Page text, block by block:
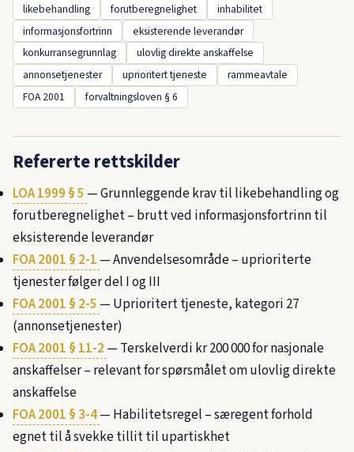
likebehandling forutberegnelighet
inhabilitet
informasjonsfortrinn
eksisterende leverandør
konkurransegrunnlag
ulovlig direkte anskaffelse
annonsetjenester
uprioritert tjeneste
rammeavtale
FOA 2001
forvaltningsloven § 6
Refererte rettskilder
LOA 1999 § 5 — Grunnleggende krav til likebehandling og
forutberegnelighet – brutt ved informasjonsfortrinn til
eksisterende leverandør
FOA 2001 § 2-1 — Anvendelsesområde – uprioriterte
tjenester følger del I og III
FOA 2001 § 2-5 — Uprioritert tjeneste, kategori 27
(annonsetjenester)
FOA 2001 § 11-2 — Terskelverdi kr 200 000 for nasjonale
anskaffelser – relevant for spørsmålet om ulovlig direkte
anskaffelse
FOA 2001 § 3-4— Habilitetsregel – særegent forhold
egnet til å svekke tillit til upartiskhet